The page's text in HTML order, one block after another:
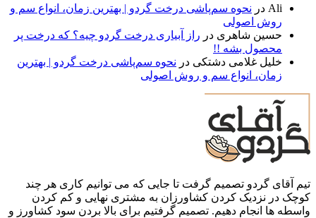
Ali در نحوه سم‌پاشی درخت گردو | بهترین زمان، انواع سم و
روش اصولی
حسین شاهری در راز آبیاری درخت گردو چیه؟ که درخت پر
محصول بشه !!
خلیل غلامی دشتکی در نحوه سم‌پاشی درخت گردو | بهترین
زمان، انواع سم و روش اصولی
تیم آقای گردو تصمیم گرفت تا جایی که می توانیم کاری هر چند
کوچک در نزدیک کردن کشاورزان به مشتری نهایی و کم کردن
واسطه ها انجام دهیم. تصمیم گرفتیم برای بالا بردن سود کشاورز و